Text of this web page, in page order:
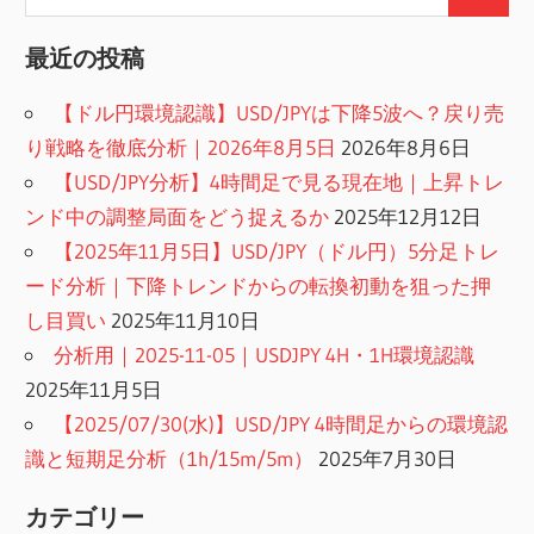
索:
最近の投稿
【ドル円環境認識】USD/JPYは下降5波へ？戻り売
り戦略を徹底分析｜2026年8月5日 2026年8月6日
【USD/JPY分析】4時間足で見る現在地｜上昇トレ
ンド中の調整局面をどう捉えるか 2025年12月12日
【2025年11月5日】USD/JPY（ドル円）5分足トレ
ード分析｜下降トレンドからの転換初動を狙った押
し目買い 2025年11月10日
分析用｜2025-11-05｜USDJPY 4H・1H環境認識
2025年11月5日
【2025/07/30(水)】USD/JPY 4時間足からの環境認
識と短期足分析（1h/15m/5m）
2025年7月30日
カテゴリー